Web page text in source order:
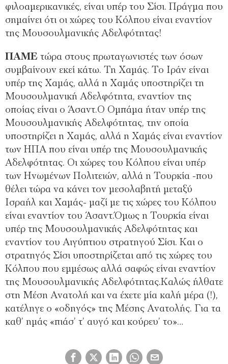
φιλοαμερικανικές, είναι υπέρ του Σίσι. Πράγμα που
σημαίνει ότι οι χώρες του Κόλπου είναι εναντίον
της Μουσουλμανικής Αδελφότητας!
ΠΑΜΕ τώρα στους πρωταγωνιστές των όσων
συμβαίνουν εκεί κάτω. Τη Χαμάς. Το Ιράν είναι
υπέρ της Χαμάς, αλλά η Χαμάς υποστηρίζει τη
Μουσουλμανική Αδελφότητα, εναντίον της
οποίας είναι ο Άσαντ.Ο Ομπάμα ήταν υπέρ της
Μουσουλμανικής Αδελφότητας, την οποία
υποστηρίζει η Χαμάς, αλλά η Χαμάς είναι εναντίον
των ΗΠΑ που είναι υπέρ της Μουσουλμανικής
Αδελφότητας. Οι χώρες του Κόλπου είναι υπέρ
των Ηνωμένων Πολιτειών, αλλά η Τουρκία -που
θέλει τώρα να κάνει τον μεσολαβητή μεταξύ
Ισραήλ και Χαμάς- μαζί με τις χώρες του Κόλπου
είναι εναντίον του Άσαντ.Όμως η Τουρκία είναι
υπέρ της Μουσουλμανικής Αδελφότητας και
εναντίον του Αιγύπτιου στρατηγού Σίσι. Και ο
στρατηγός Σίσι υποστηρίζεται από τις χώρες του
Κόλπου που εμμέσως αλλά σαφώς είναι εναντίον
της Μουσουλμανικής Αδελφότητας.Καλώς ήλθατε
στη Μέση Ανατολή και να έχετε μία καλή μέρα (!),
κατέληγε ο «οδηγός» της Μέσης Ανατολής. Για τα
καθ’ ημάς «πιάσ’ τ’ αυγό και κούρευ’ το»…